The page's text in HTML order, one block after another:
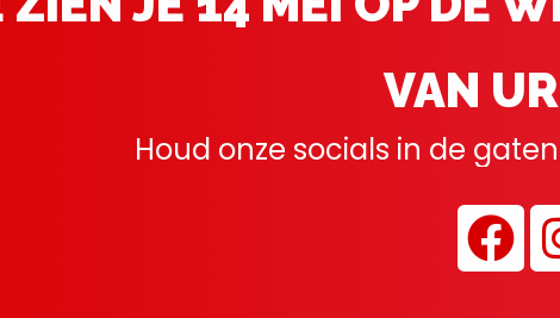
VAN
Houd onze socials in de